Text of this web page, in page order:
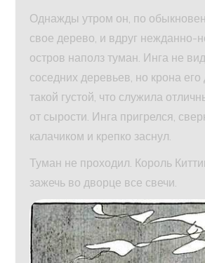
Однажды утром он, по
свое дерево, и вдруг нежданно-
остров наполз туман. Инга не
соседних деревьев, но крона
такой густой, что служила
от сырости. Инга пригрелся,
калачиком и крепко заснул.
Туман не проходил. Король
зажечь во дворце все свечи.